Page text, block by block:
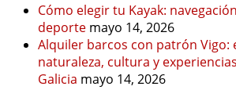
Cómo elegir tu Kayak:
deporte mayo 14, 2026
Alquiler barcos con patrón Vigo:
naturaleza, cultura y
Galicia mayo 14, 2026